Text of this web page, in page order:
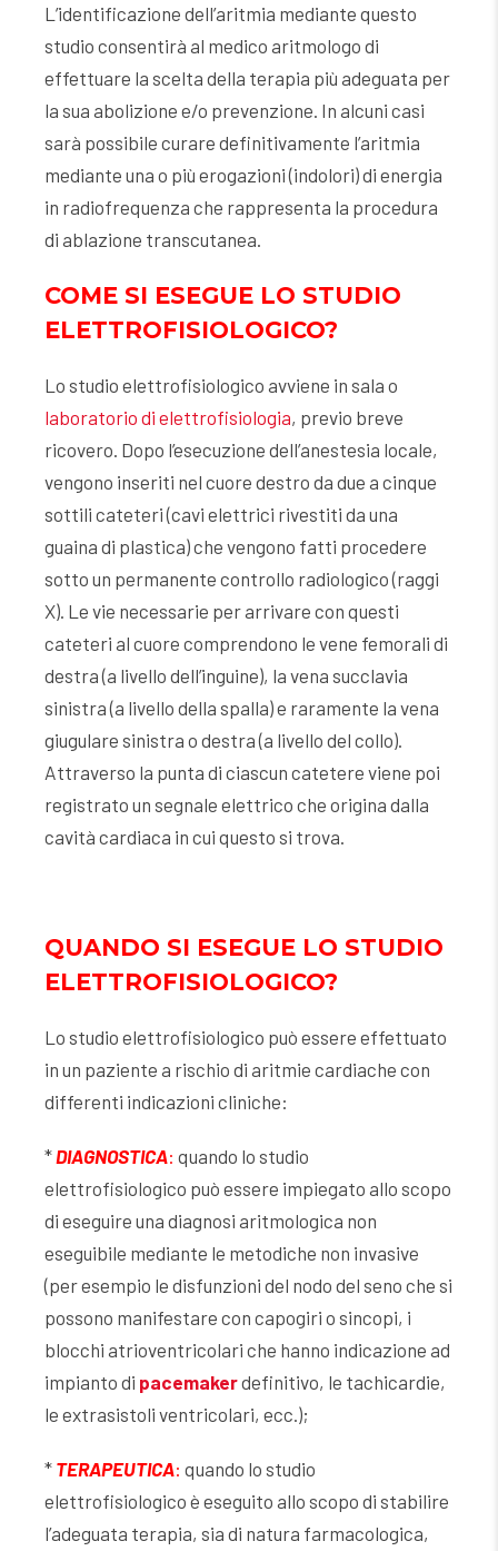
L’identificazione dell’aritmia mediante questo
studio consentirà al medico aritmologo di
effettuare la scelta della terapia più adeguata per
la sua abolizione e/o prevenzione. In alcuni casi
sarà possibile curare definitivamente l’aritmia
mediante una o più erogazioni (indolori) di energia
in radiofrequenza che rappresenta la procedura
di ablazione transcutanea.
COME SI ESEGUE LO STUDIO
ELETTROFISIOLOGICO?
Lo studio elettrofisiologico avviene in sala o
laboratorio di elettrofisiologia, previo breve
ricovero. Dopo l’esecuzione dell’anestesia locale,
vengono inseriti nel cuore destro da due a cinque
sottili cateteri (cavi elettrici rivestiti da una
guaina di plastica) che vengono fatti procedere
sotto un permanente controllo radiologico (raggi
X). Le vie necessarie per arrivare con questi
cateteri al cuore comprendono le vene femorali di
destra (a livello dell’inguine), la vena succlavia
sinistra (a livello della spalla) e raramente la vena
giugulare sinistra o destra (a livello del collo).
Attraverso la punta di ciascun catetere viene poi
registrato un segnale elettrico che origina dalla
cavità cardiaca in cui questo si trova.
QUANDO SI ESEGUE LO STUDIO
ELETTROFISIOLOGICO?
Lo studio elettrofisiologico può essere effettuato
in un paziente a rischio di aritmie cardiache con
differenti indicazioni cliniche:
* DIAGNOSTICA: quando lo studio
elettrofisiologico può essere impiegato allo scopo
di eseguire una diagnosi aritmologica non
eseguibile mediante le metodiche non invasive
(per esempio le disfunzioni del nodo del seno che si
possono manifestare con capogiri o sincopi, i
blocchi atrioventricolari che hanno indicazione ad
impianto di pacemakerdefinitivo, le tachicardie,
le extrasistoli ventricolari, ecc.);
* TERAPEUTICA: quando lo studio
elettrofisiologico è eseguito allo scopo di stabilire
l’adeguata terapia, sia di natura farmacologica,